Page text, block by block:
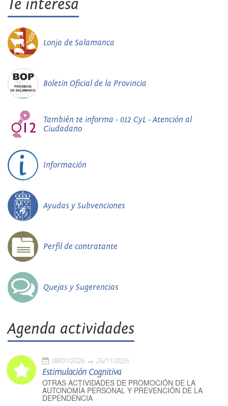
Te interesa
Lonja de Salamanca
Boletín Oficial de la Provincia
También te informa - 012 CyL - Atención al
Ciudadano
Información
Ayudas y Subvenciones
Perfil de contratante
Quejas y Sugerencias
Agenda actividades
08/01/2026 26/11/2026
Estimulación Cognitiva
OTRAS ACTIVIDADES DE PROMOCIÓN DE LA
AUTONOMÍA PERSONAL Y PREVENCIÓN DE LA
DEPENDENCIA